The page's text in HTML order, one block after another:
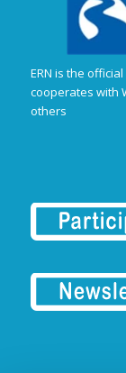
ERN is the
cooperates with
others